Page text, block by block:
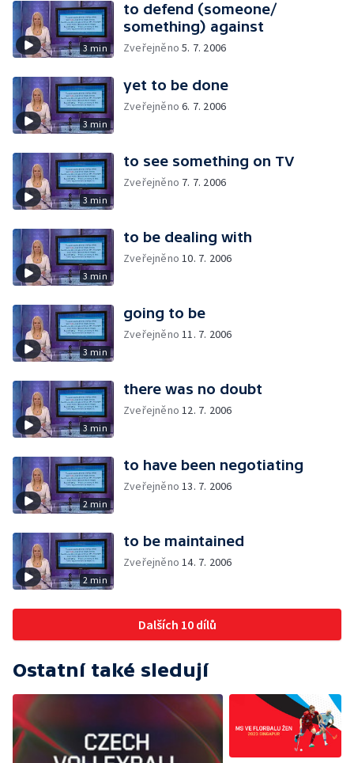
3 min
to defend (someone/
something) against
Zveřejněno5. 7. 2006
3 min
yet to be done
Zveřejněno6. 7. 2006
3 min
to see something on TV
Zveřejněno 7. 7. 2006
3 min
to be dealing with
Zveřejněno10. 7. 2006
3 min
going to be
Zveřejněno11. 7. 2006
3 min
there was no doubt
Zveřejněno12. 7. 2006
2 min
to have been negotiating
Zveřejněno13. 7. 2006
2 min
to be maintained
Zveřejněno14. 7. 2006
Dalších 10 dílů
Ostatní také sledují